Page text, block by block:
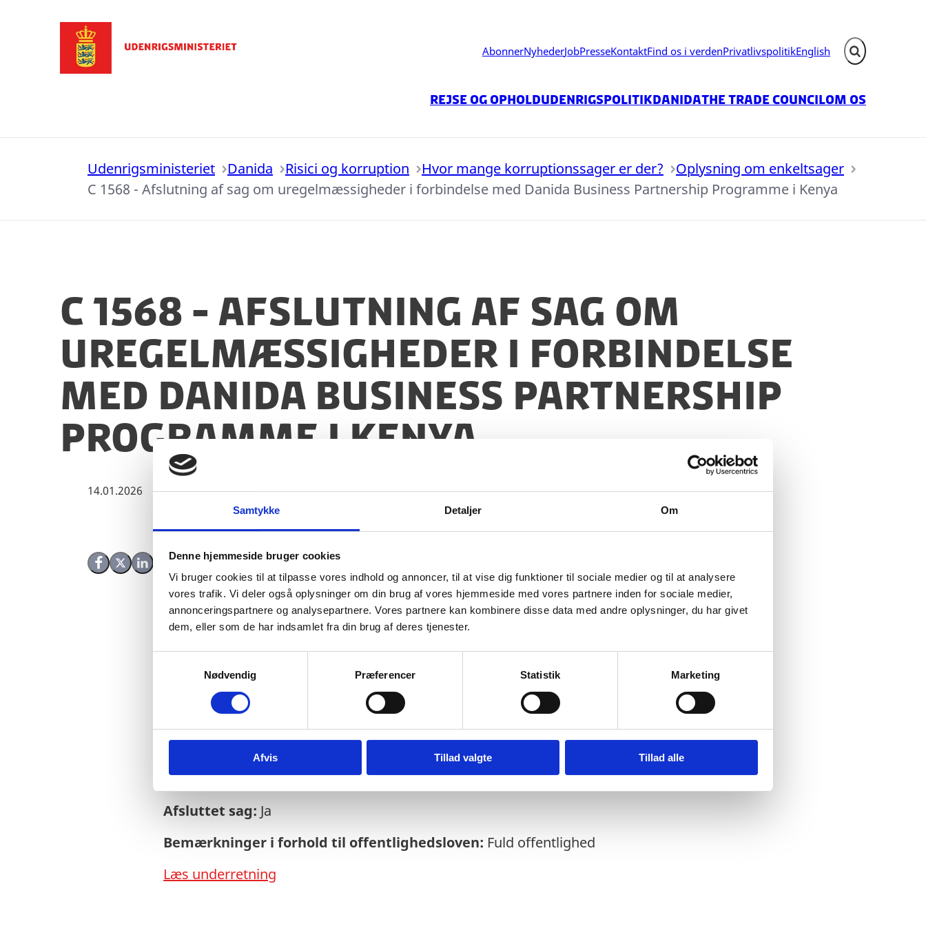
Samtykke Detaljer Om
Denne hjemmeside bruger cookies
Vi bruger cookies til at tilpasse vores indhold og annoncer, til at vise dig funktioner til sociale medier og til at analysere
vores trafik. Vi deler også oplysninger om din brug af vores hjemmeside med vores partnere inden for sociale medier,
annonceringspartnere og analysepartnere. Vores partnere kan kombinere disse data med andre oplysninger, du har givet
dem, eller som de har indsamlet fra din brug af deres tjenester.
v
Nødvendig Præferencer Statistik Marketing
Afvis Tillad valgte Tillad alle
AbonnerNyhederJobPresseKontaktFind os i verdenPrivatlivspolitikEnglish Fold søgefelt ud
Rejse og opholdUdenrigspolitikDanidaThe Trade CouncilOm os
Udenrigsministeriet Danida Risici og korruption Hvor mange korruptionssager er der?
Oplysning om enkeltsager
C 1568 - Afslutning af sag om uregelmæssigheder i forbindelse med Danida Business Partnership Programme i Kenya
C 1568 - Afslutning af sag om
uregelmæssigheder i forbindelse
med Danida Business Partnership
Programme i Kenya
14.01.2026
Del på Facebook
Del på X (Twitter)
Del på LinkedIn
Sagsnr.:C 1568
Dato for offentliggørelse:14-01-2026
Rigsrevisionen informeres løbende om enkeltsager bl.a. via abonnement på denne
side og en samlet årsoversigt
Afsluttet sag: Ja
Bemærkninger i forhold til offentlighedsloven: Fuld offentlighed
Læs underretning